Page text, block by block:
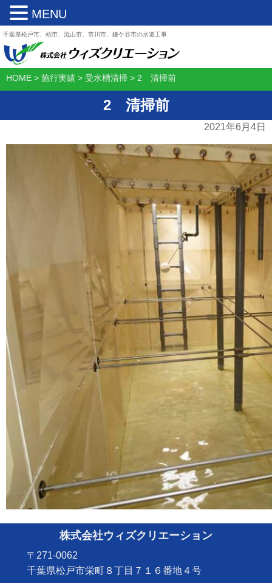
千葉県松戸市、柏市、流山市、市川市、鎌ケ谷市の水道工事
HOME > 施行実績 > 受水槽清掃 > 2 清掃前
2 清掃前
2021年6月4日
MENU
株式会社ウィズクリエーション
〒271-0062
千葉県松戸市栄町８丁目７１６番地４号